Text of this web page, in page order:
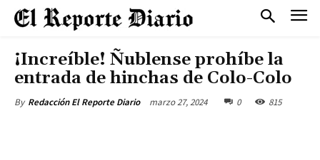
¡Increíble! Ñublense prohíbe la
entrada de hinchas de Colo-Colo
By Redacción El Reporte Diario marzo 27, 2024 0 815